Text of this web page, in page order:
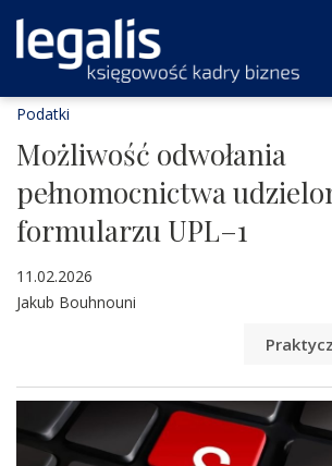
Podatki
Możliwość odwołania
pełnomocnictwa
formularzu UPL–1
11.02.2026
Jakub Bouhnouni